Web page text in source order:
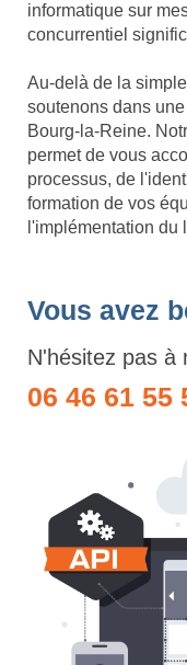
informatique sur
concurrentiel
Au-delà de la
soutenons dans
Bourg-la-Reine.
permet de vous
processus, de
formation de vos
l'implémentation
Vous avez
N'hésitez pas à
06 46 61 55